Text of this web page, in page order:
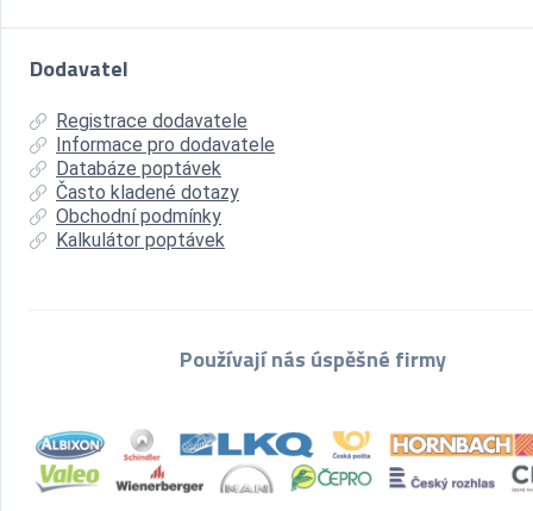
Dodavatel
Registrace dodavatele
Informace pro dodavatele
Databáze poptávek
Často kladené dotazy
Obchodní podmínky
Kalkulátor poptávek
Používají nás úspěšné firmy